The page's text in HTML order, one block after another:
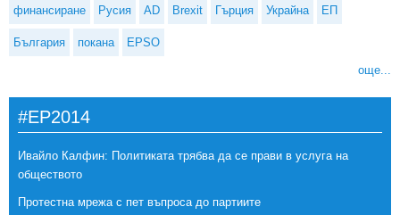
финансиране Русия AD Brexit Гърция Украйна ЕП
България покана EPSO
още...
#EP2014
Ивайло Калфин: Политиката трябва да се прави в услуга на
обществото
Протестна мрежа с пет въпроса до партиите